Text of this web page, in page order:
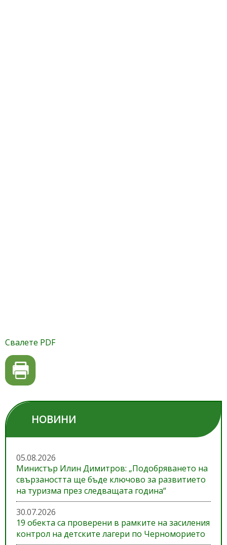
Свалете PDF
НОВИНИ
05.08.2026
Министър Илин Димитров: „Подобряването на
свързаността ще бъде ключово за развитието
на туризма през следващата година“
30.07.2026
19 обекта са проверени в рамките на засиления
контрол на детските лагери по Черноморието